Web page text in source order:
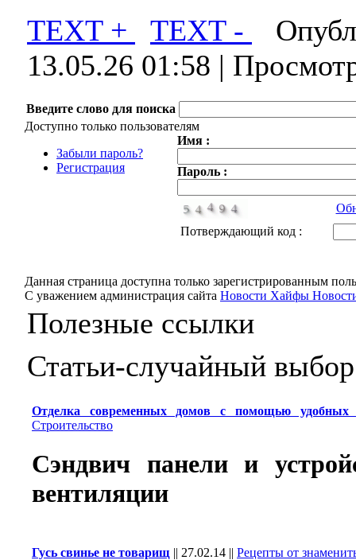
TEXT + TEXT -
13.05.26 01:58 |
Введите слово для поиска
Доступно только пользователям
Забыли пароль?
Регистрация
Имя :
Пароль :
Потверждающий код :
Данная страница доступна только зарегистрированным
С уважением администрация сайта Новости Хайфы
Полезные ссылки
Статьи-случайный выбор
Отделка современных домов с помощью удобных
Строительство
Сэндвич панели и
вентиляции
Гусь свинье не товарищ || 27.02.14 || Рецепты от